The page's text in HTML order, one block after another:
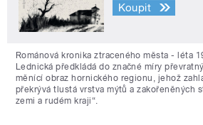
Koupit
Románová kronika ztraceného města - léta
Lednická předkládá do značné míry
měnící obraz hornického regionu, jehož
překrývá tlustá vrstva mýtů a zakořeněných
zemi a rudém kraji“.